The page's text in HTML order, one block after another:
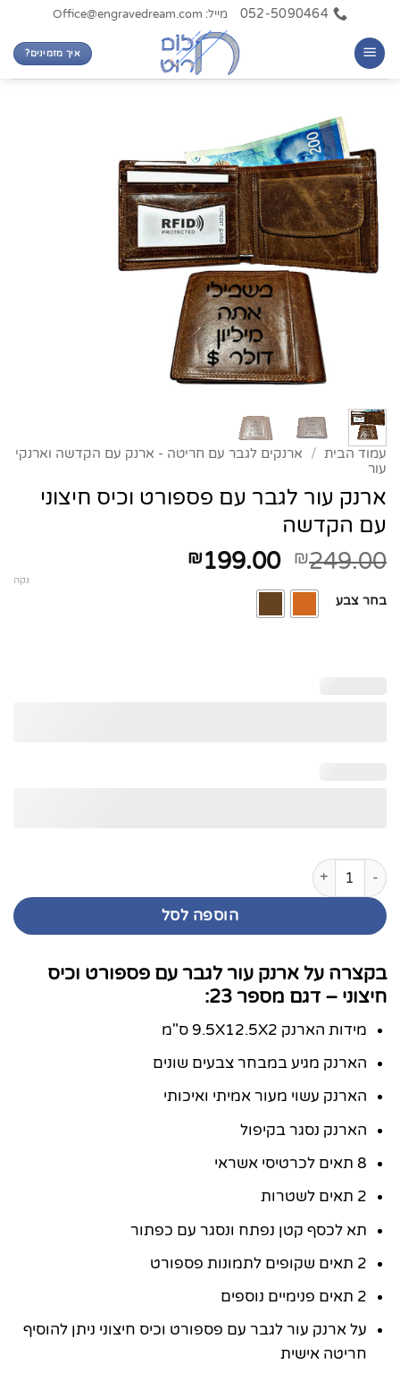
content
052-5090464 מייל: Office@engravedream.com
איך מזמינים?
עמוד הבית /
ארנקים לגבר עם חריטה - ארנק עם הקדשה וארנקי
עור
ארנק עור לגבר עם פספורט וכיס חיצוני
עם הקדשה
₪249.00
המחיר
המקורי
₪199.00
המחיר
בחר צבע
נקה
כמות של ארנק עור לגבר עם פספורט וכיס חיצוני עם הקדשה
הוספה לסל
בקצרה על ארנק עור לגבר עם פספורט וכיס
חיצוני – דגם מספר 23:
מידות הארנק 9.5X12.5X2 ס"מ
הארנק מגיע במבחר צבעים שונים
הארנק עשוי מעור אמיתי ואיכותי
הארנק נסגר בקיפול
8 תאים לכרטיסי אשראי
2 תאים לשטרות
תא לכסף קטן נפתח ונסגר עם כפתור
2 תאים שקופים לתמונות פספורט
2 תאים פנימיים נוספים
על ארנק עור לגבר עם פספורט וכיס חיצוני ניתן להוסיף
חריטה אישית